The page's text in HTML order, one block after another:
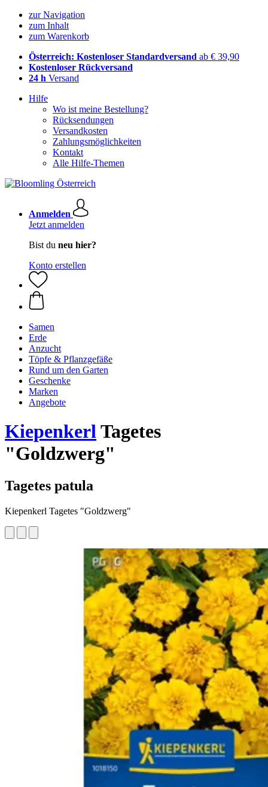
zur Navigation
zum Inhalt
zum Warenkorb
Österreich: Kostenloser Standardversand ab € 39,90
Kostenloser Rückversand
24 h Versand
Hilfe
Wo ist meine Bestellung?
Rücksendungen
Versandkosten
Zahlungsmöglichkeiten
Kontakt
Alle Hilfe-Themen
Anmelden
Jetzt anmelden
Bist du neu hier?
Konto erstellen
Samen
Erde
Anzucht
Töpfe & Pflanzgefäße
Rund um den Garten
Geschenke
Marken
Angebote
KiepenkerlTagetes
"Goldzwerg"
Tagetes patula
Kiepenkerl Tagetes "Goldzwerg"